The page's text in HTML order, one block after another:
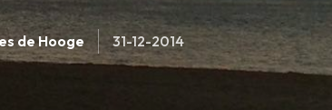
de Hooge 31-12-2014